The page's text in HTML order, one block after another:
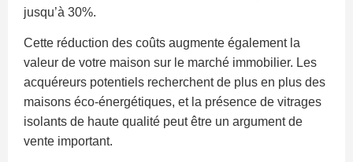
jusqu’à 30%.
Cette réduction des coûts augmente également la
valeur de votre maison sur le marché immobilier. Les
acquéreurs potentiels recherchent de plus en plus des
maisons éco-énergétiques, et la présence de vitrages
isolants de haute qualité peut être un argument de
vente important.